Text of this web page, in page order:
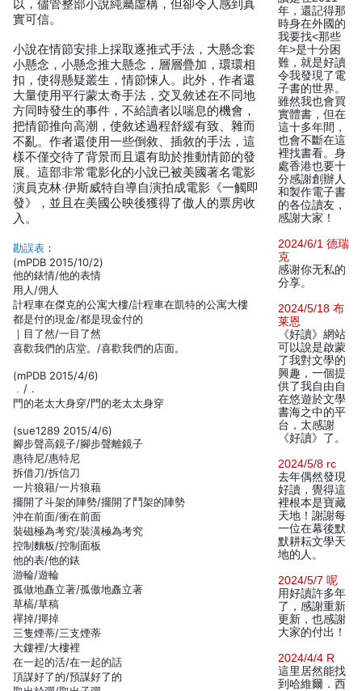
以，儘管整部小說純屬虛構，但卻令人感到真
實可信。
小說在情節安排上採取逐推式手法，大懸念套
小懸念，小懸念推大懸念，層層疊加，環環相
扣，使得懸疑叢生，情節悚人。此外，作者還
大量使用平行蒙太奇手法，交叉敘述在不同地
方同時發生的事件，不給讀者以喘息的機會，
把情節推向高潮，使敘述過程舒緩有致、雜而
不亂。作者還使用一些倒敘、插敘的手法，這
樣不僅交待了背景而且還有助於推動情節的發
展。這部非常電影化的小說已被美國著名電影
演員克林‧伊斯威特自導自演拍成電影《一觸即
發》，並且在美國公映後獲得了傲人的票房收
入。
勘誤表 ：
(mPDB 2015/10/2)
他的錶情/他的表情
用人/佣人
計程車在傑克的公寓大樓/計程車在凱特的公寓大樓
都是付的現金/都是現金付的
｜目了然/一目了然
喜歡我們的店堂。/喜歡我們的店面。
(mPDB 2015/4/6)
﹒/．
門的老太大身穿/門的老太太身穿
(sue1289 2015/4/6)
腳步聲高鏡子/腳步聲離鏡子
惠待尼/惠特尼
拆借刀/拆信刀
一片狼籍/一片狼藉
擺開了斗架的陣勢/擺開了鬥架的陣勢
沖在前面/衝在前面
裝磁極為考究/裝潢極為考究
控制麵板/控制面板
他的表/他的錶
游輪/遊輪
孤做地矗立著/孤傲地矗立著
草槁/草稿
禪掉/撣掉
三隻煙蒂/三支煙蒂
大鏤裡/大樓裡
在一起的活/在一起的話
頂謀好了的/預謀好了的
年，還記得那
時身在外國的
我要找<那些
年>是十分困
難，就是好讀
令我發現了電
子書的世界。
雖然我也會買
實體書，但在
這十多年間，
也會不斷在這
裡找書看。身
處香港也要十
分感謝創辦人
和製作電子書
的各位讀友，
感謝大家！
2024/6/1 德瑞
克
感谢你无私的
分享。
2024/5/18 布
莱恩
《好讀》網站
可以說是啟蒙
了我對文學的
興趣，一個提
供了我自由自
在悠遊於文學
書海之中的平
台，太感謝
《好讀》了。
2024/5/8 rc
去年偶然發現
好讀，覺得這
裡根本是寶藏
天地！謝謝每
一位在幕後默
默耕耘文學天
地的人。
2024/5/7 呢
用好讀許多年
了，感謝重新
更新，也感謝
大家的付出！
2024/4/4 R
這里居然能找
到哈維爾．西